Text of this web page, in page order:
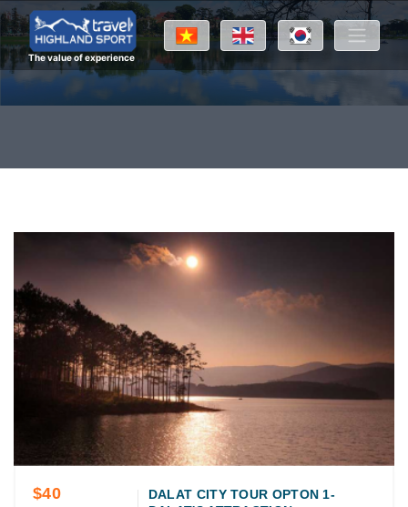
The value of experience
$40
DALAT CITY TOUR OPTON 1-